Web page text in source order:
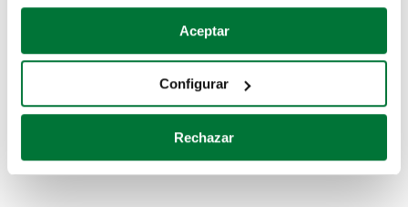
Si lo permite, también quisiéramos:
Recopilar información sobre su ubicación geográfica
Identificar su dispositivo analizándolo activamente
para buscar características específicas (huellas
Obtenga más información sobre cómo se procesan sus
Aceptar
Configurar
Rechazar
Coches de segunda mano
Coches de km0